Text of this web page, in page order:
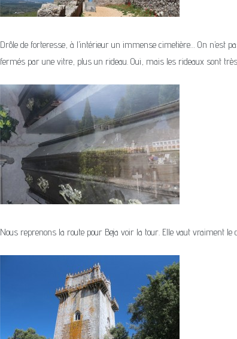
Drôle de forteresse, à l’intérieur un immense cimetière… On n’est
fermés par une vitre, plus un rideau. Oui, mais les rideaux sont
Nous reprenons la route pour Beja voir la tour. Elle vaut vraiment le